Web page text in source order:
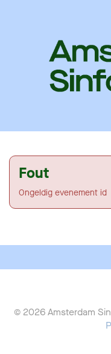
Fout
Ongeldig evenement id
© 2026 Amsterdam